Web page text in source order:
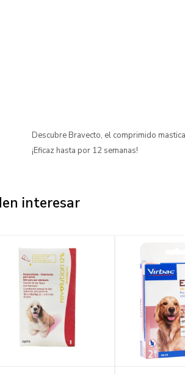
Descubre Bravecto, el comprimido
¡Eficaz hasta por 12 semanas!
interesar